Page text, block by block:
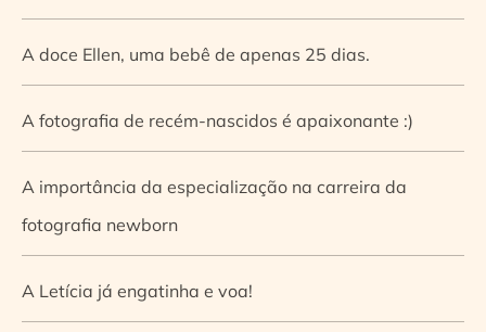
A doce Ellen, uma bebê de apenas 25 dias.
A fotografia de recém-nascidos é apaixonante :)
A importância da especialização na carreira da
fotografia newborn
A Letícia já engatinha e voa!